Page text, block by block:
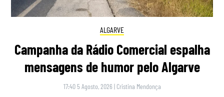
ALGARVE
Campanha da Rádio Comercial espalha
mensagens de humor pelo Algarve
17:40 5 Agosto, 2026 | Cristina Mendonça